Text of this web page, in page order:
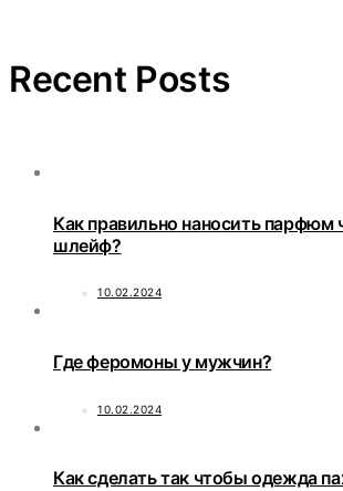
Recent Posts
Как правильно наносить
шлейф?
10.02.2024
Где феромоны у мужчин?
10.02.2024
Как сделать так чтобы одежда